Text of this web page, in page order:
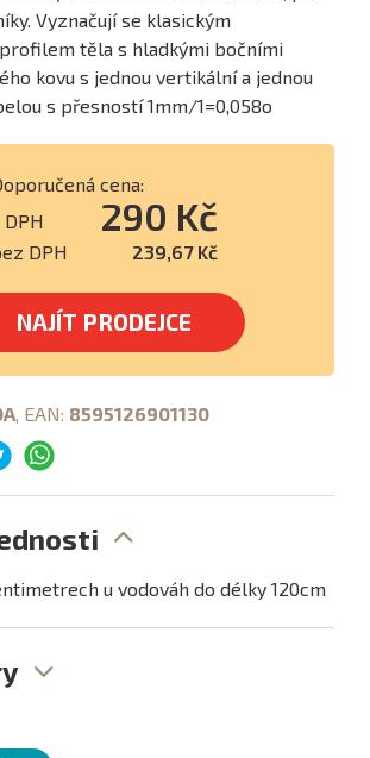
Vyznačují se klasickým
těla s hladkými bočními
kovu s jednou vertikální a jednou
s přesností 1mm/1=0,058o
cena:
DPH
290 Kč
DPH 239,67 Kč
NAJÍT PRODEJCE
, EAN: 8595126901130
u vodováh do délky 120cm